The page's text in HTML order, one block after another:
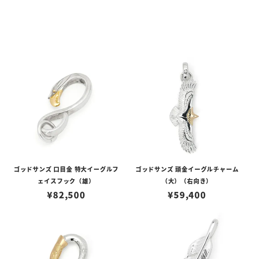
ゴッドサンズ 口目金 特大イーグルフ
ェイスフック（雄）
¥82,500
ゴッドサンズ 頭金イーグルチャーム
（大）（右向き）
¥59,400